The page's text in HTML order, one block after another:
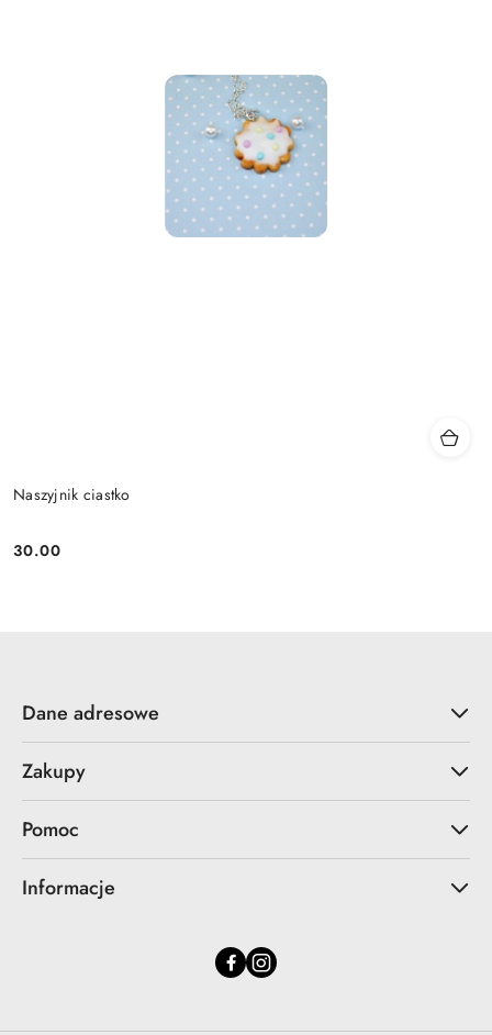
Naszyjnik ciastko
Cena:
30.00
Dane adresowe
Zakupy
Pomoc
Informacje